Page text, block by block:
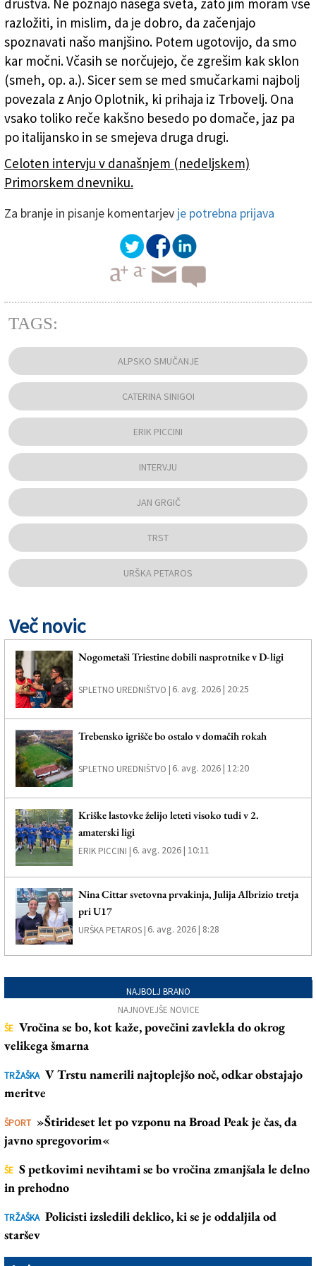
društva. Ne poznajo našega sveta, zato jim moram vse
razložiti, in mislim, da je dobro, da začenjajo
spoznavati našo manjšino. Potem ugotovijo, da smo
kar močni. Včasih se norčujejo, če zgrešim kak sklon
(smeh, op. a.). Sicer sem se med smučarkami najbolj
povezala z Anjo Oplotnik, ki prihaja iz Trbovelj. Ona
vsako toliko reče kakšno besedo po domače, jaz pa
po italijansko in se smejeva druga drugi.
Celoten intervju v današnjem (nedeljskem)
Primorskem dnevniku.
Za branje in pisanje komentarjev je potrebna prijava
TAGS:
ALPSKO SMUČANJE
CATERINA SINIGOI
ERIK PICCINI
INTERVJU
JAN GRGIČ
TRST
URŠKA PETAROS
Več novic
Nogometaši Triestine dobili nasprotnike v D-ligi
SPLETNO UREDNIŠTVO | 6. avg. 2026 | 20:25
Trebensko igrišče bo ostalo v domačih rokah
SPLETNO UREDNIŠTVO | 6. avg. 2026 | 12:20
Kriške lastovke želijo leteti visoko tudi v 2.
amaterski ligi
ERIK PICCINI | 6. avg. 2026 | 10:11
Nina Cittar svetovna prvakinja, Julija Albrizio tretja
pri U17
URŠKA PETAROS | 6. avg. 2026 | 8:28
NAJBOLJ BRANO
NAJNOVEJŠE NOVICE
ŠE Vročina se bo, kot kaže, povečini zavlekla do okrog
velikega šmarna
TRŽAŠKA V Trstu namerili najtoplejšo noč, odkar obstajajo
meritve
ŠPORT »Štirideset let po vzponu na Broad Peak je čas, da
javno spregovorim«
ŠE S petkovimi nevihtami se bo vročina zmanjšala le delno
in prehodno
TRŽAŠKA Policisti izsledili deklico, ki se je oddaljila od
staršev